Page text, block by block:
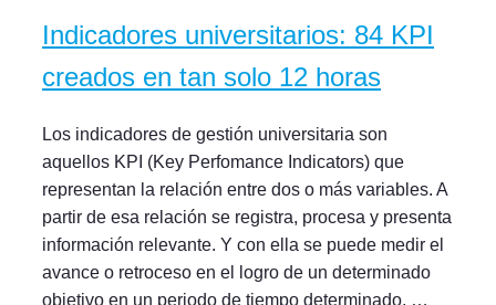
Indicadores universitarios: 84 KPI
creados en tan solo 12 horas
Los indicadores de gestión universitaria son
aquellos KPI (Key Perfomance Indicators) que
representan la relación entre dos o más variables. A
partir de esa relación se registra, procesa y presenta
información relevante. Y con ella se puede medir el
avance o retroceso en el logro de un determinado
objetivo en un periodo de tiempo determinado. …